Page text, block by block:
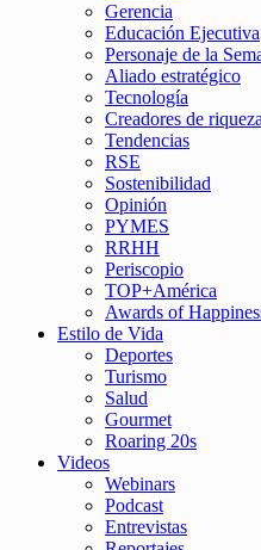
Gerencia
Educación Ejecutiva
Personaje de la
Aliado estratégico
Tecnología
Creadores de riqueza
Tendencias
RSE
Sostenibilidad
Opinión
PYMES
RRHH
Periscopio
TOP+América
Awards of
Estilo de Vida
Deportes
Turismo
Salud
Gourmet
Roaring 20s
Videos
Webinars
Podcast
Entrevistas